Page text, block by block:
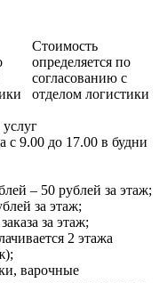
Стоимость
определяется по
согласованию с
отделом логистики
с 9.00 до 17.00 в будни
– 50 рублей за этаж;
за этаж;
за этаж;
2 этажа
варочные